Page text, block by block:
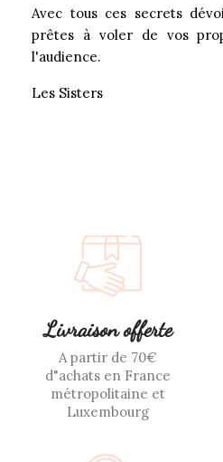
Avec tous ces secrets
prêtes à voler de vos
l'audience.
Les Sisters
Livraison offerte
A partir de 70€
d"achats en France
métropolitaine et
Luxembourg